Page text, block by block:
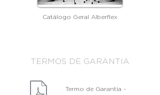
Catálogo Geral Alberflex
TERMOS DE GARANTIA
Termo de Garantia -